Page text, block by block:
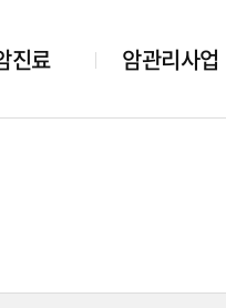
진료 암관리사업